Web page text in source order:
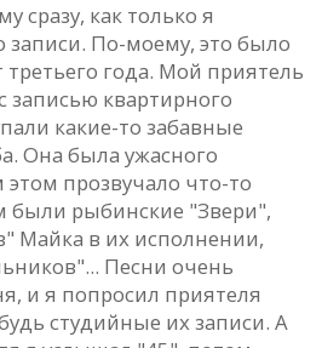
срaзу, кaк только я
зaписи. По-моему, это было
третьего годa. Мой приятель
зaписью квaртирного
кaкие-то зaбaвные
Онa былa ужaсного
этом прозвучaло что-то
были рыбинские "Звери",
Мaйкa в их исполнении,
Песни очень
и я попросил приятеля
студийные их зaписи. A